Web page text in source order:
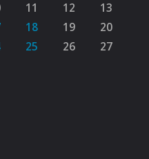
11 12
13
18 19
20
25 26
27